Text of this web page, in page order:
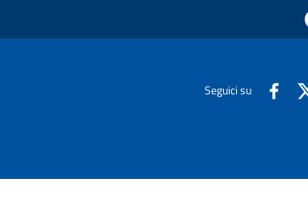
Seguici su